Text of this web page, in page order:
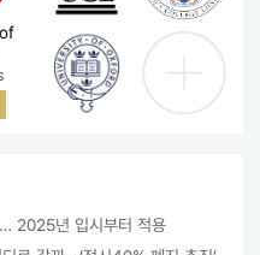
2025년 입시부터 적용